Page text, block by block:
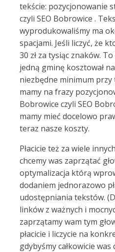
tekście: pozycjonowanie
czyli SEO Bobrowice .
wyprodukowaliśmy ma
spacjami. Jeśli liczyć, że
30 zł za tysiąc znaków.
jedną gminę kosztował
niezbędne minimum
mamy na frazy
Bobrowice czyli SEO
mamy mieć docelowo
teraz nasze koszty.
Płacicie też za wiele
chcemy was zaprzątać
optymalizacja którą
dodaniem jednorazowo
udostępniania tekstów.
linków z ważnych i
zaprzątamy wam tym
płacicie i liczycie na
gdybyśmy całkowicie